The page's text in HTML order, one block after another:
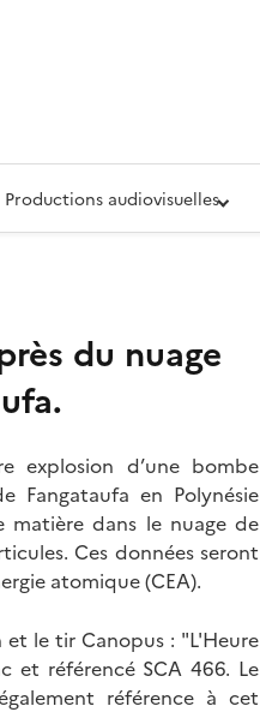
(ECPAD)
Productions audiovisuelles
du nuage
explosion d’une bombe
Fangataufa en Polynésie
matière dans le nuage de
Ces données seront
atomique (CEA).
le tir Canopus : "L'Heure
et référencé SCA 466. Le
référence à cet